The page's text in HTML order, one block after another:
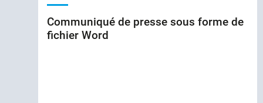
Communiqué de presse sous forme de
fichier Word